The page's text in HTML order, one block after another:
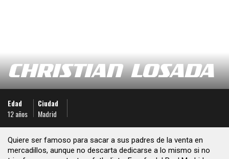
CHRISTIAN LOSADA
Edad
12 años
Ciudad
Madrid
Quiere ser famoso para sacar a sus padres de la venta en
mercadillos, aunque no descarta dedicarse a lo mismo si no